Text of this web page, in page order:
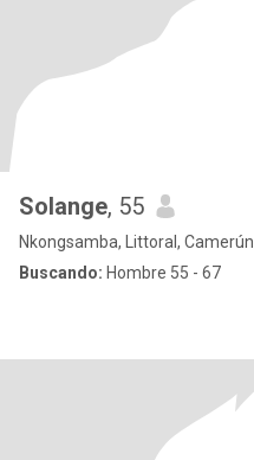
Solange, 55
Nkongsamba, Littoral, Camerún
Buscando: Hombre 55 - 67